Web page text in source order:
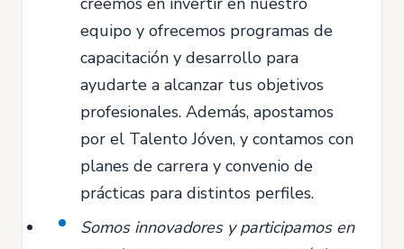
equipo y ofrecemos programas de
capacitación y desarrollo para
ayudarte a alcanzar tus objetivos
profesionales. Además, apostamos
por el Talento Jóven, y contamos con
planes de carrera y convenio de
prácticas para distintos perfiles.
Somos innovadores y participamos en